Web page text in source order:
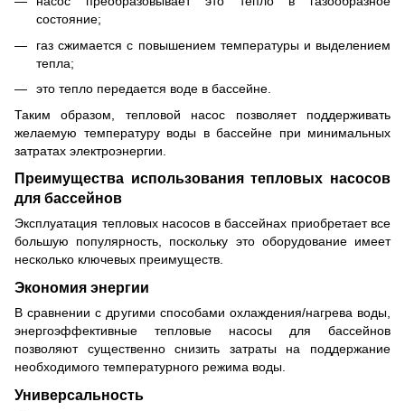
состояние;
газ сжимается с повышением температуры и выделением
тепла;
это тепло передается воде в бассейне.
Таким образом, тепловой насос позволяет поддерживать
желаемую температуру воды в бассейне при минимальных
затратах электроэнергии.
Преимущества использования тепловых насосов
для бассейнов
Эксплуатация тепловых насосов в бассейнах приобретает все
большую популярность, поскольку это оборудование имеет
несколько ключевых преимуществ.
Экономия энергии
В сравнении с другими способами охлаждения/нагрева воды,
энергоэффективные тепловые насосы для бассейнов
позволяют существенно снизить затраты на поддержание
необходимого температурного режима воды.
Универсальность